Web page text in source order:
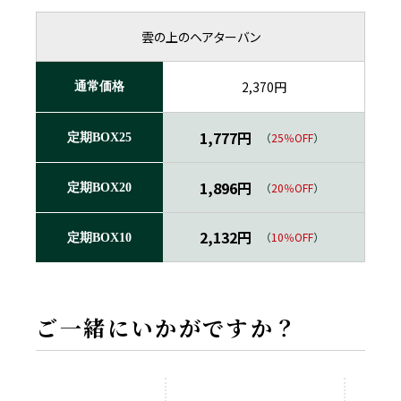
雲の上のヘアターバン
通常価格 2,370円
定期BOX25 1,777円 （25％OFF）
定期BOX20 1,896円 （20％OFF）
定期BOX10 2,132円 （10％OFF）
ご一緒にいかがですか？